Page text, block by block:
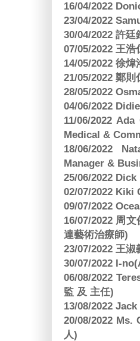
16/04/2022
23/04/2022
30/04/2022 許
07/05/2022 王
14/05/2022 徐
21/05/2022 鄭
28/05/2022
04/06/2022
11/06/2022
Medical &
18/06/2022
Manager &
25/06/2022
02/07/2022 Kiki
09/07/2022
16/07/2022 周
達藝術治療師)
23/07/2022 王
30/07/2022 I-
06/08/2022
監 及 主任)
13/08/2022
20/08/2022
人)